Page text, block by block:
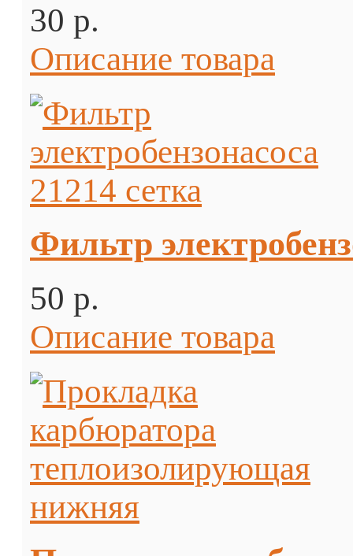
30 p.
Описание товара
Фильтр
50 p.
Описание товара